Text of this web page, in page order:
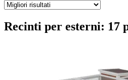
Recinti per esterni: 17